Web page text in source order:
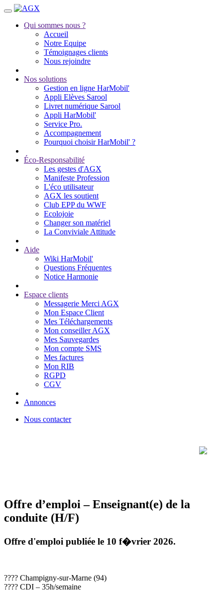
Qui sommes nous ?
Accueil
Notre Equipe
Témoignages clients
Nous rejoindre
Nos solutions
Gestion en ligne HarMobil'
Appli Elèves Sarool
Livret numérique Sarool
Appli HarMobil'
Service Pro.
Accompagnement
Pourquoi choisir HarMobil' ?
Éco-Responsabilité
Les gestes d'AGX
Manifeste Profession
L'éco utilisateur
AGX les soutient
Club EPP du WWF
Ecolojoie
Changer son matériel
La Conviviale Attitude
Aide
Wiki HarMobil'
Questions Fréquentes
Notice Harmonie
Espace clients
Messagerie Merci AGX
Mon Espace Client
Mes Téléchargements
Mon conseiller AGX
Mes Sauvegardes
Mon compte SMS
Mes factures
Mon RIB
RGPD
CGV
Annonces
Nous contacter
Offre d’emploi – Enseignant(e) de la
conduite (H/F)
Offre d'emploi publiée le 10 f�vrier 2026.
???? Champigny-sur-Marne (94)
???? CDI – 35h/semaine